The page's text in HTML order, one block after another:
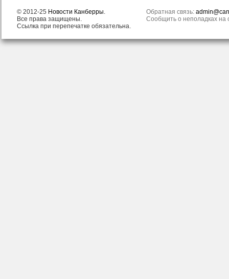
© 2012-25 Новости Канберры.
Все права защищены.
Ссылка при перепечатке обязательна.
Обратная связь:
Сообщить о неполадках на